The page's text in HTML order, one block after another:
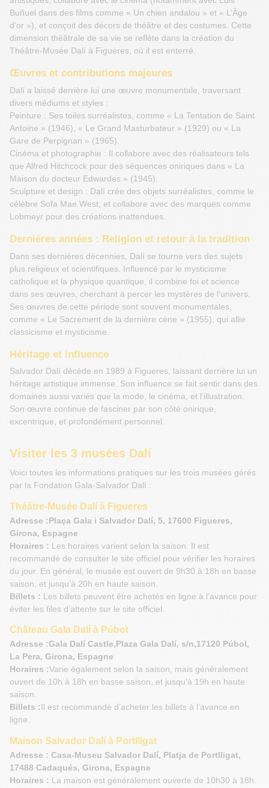
Buñuel dans des films comme « Un chien andalou » et « L’Âge
d’or »), et conçoit des décors de théâtre et des costumes. Cette
dimension théâtrale de sa vie se reflète dans la création du
Théâtre-Musée Dalí à Figueres, où il est enterré.
Œuvres et contributions majeures
Dalí a laissé derrière lui une œuvre monumentale, traversant
divers médiums et styles :
Peinture : Ses toiles surréalistes, comme « La Tentation de Saint
Antoine » (1946), « Le Grand Masturbateur » (1929) ou « La
Gare de Perpignan » (1965).
Cinéma et photographie : Il collabore avec des réalisateurs tels
que Alfred Hitchcock pour des séquences oniriques dans « La
Maison du docteur Edwardes » (1945).
Sculpture et design : Dalí crée des objets surréalistes, comme le
célèbre Sofa Mae West, et collabore avec des marques comme
Lobmeyr pour des créations inattendues.
Dernières années : Religion et retour à la tradition
Dans ses dernières décennies, Dalí se tourne vers des sujets
plus religieux et scientifiques. Influencé par le mysticisme
catholique et la physique quantique, il combine foi et science
dans ses œuvres, cherchant à percer les mystères de l’univers.
Ses œuvres de cette période sont souvent monumentales,
comme « Le Sacrement de la dernière cène » (1955), qui allie
classicisme et mysticisme.
Héritage et influence
Salvador Dalí décède en 1989 à Figueres, laissant derrière lui un
héritage artistique immense. Son influence se fait sentir dans des
domaines aussi variés que la mode, le cinéma, et l’illustration.
Son œuvre continue de fasciner par son côté onirique,
excentrique, et profondément personnel.
Visiter les 3 musées Dalí
Voici toutes les informations pratiques sur les trois musées gérés
par la Fondation Gala-Salvador Dalí :
Théâtre-Musée Dalí à Figueres
Adresse :Plaça Gala i Salvador Dalí, 5, 17600 Figueres,
Girona, Espagne
Horaires : Les horaires varient selon la saison. Il est
recommandé de consulter le site officiel pour vérifier les horaires
du jour. En général, le musée est ouvert de 9h30 à 18h en basse
saison, et jusqu’à 20h en haute saison.
Billets : Les billets peuvent être achetés en ligne à l’avance pour
éviter les files d’attente sur le site officiel.
Château Gala Dalí à Púbol
Adresse :Gala Dalí Castle,Plaza Gala Dalí, s/n,17120 Púbol,
La Pera, Girona, Espagne
Horaires :Varie également selon la saison, mais généralement
ouvert de 10h à 18h en basse saison, et jusqu'à 19h en haute
saison.
Billets :Il est recommandé d’acheter les billets à l’avance en
ligne.
Maison Salvador Dalí à Portlligat
Adresse : Casa-Museu Salvador Dalí, Platja de Portlligat,
17488 Cadaqués, Girona, Espagne
Horaires : La maison est généralement ouverte de 10h30 à 18h.